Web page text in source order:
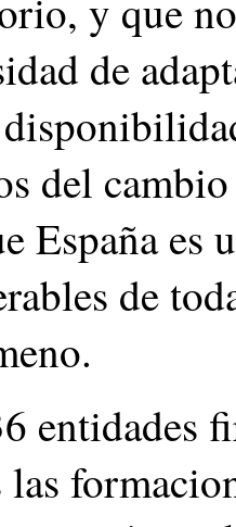
y que
de
del
España es
de
entidades
las